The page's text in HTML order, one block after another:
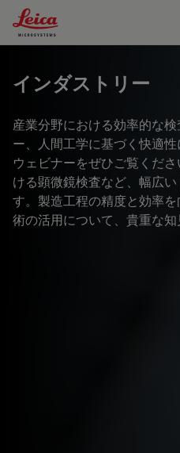
Leica Microsystems Logo
インダストリー
産業分野における効率的な
ー、人間工学に基づく快適
ウェビナーをぜひご覧くだ
ける顕微鏡検査など、幅広
す。製造工程の精度と効率
術の活用について、貴重な知